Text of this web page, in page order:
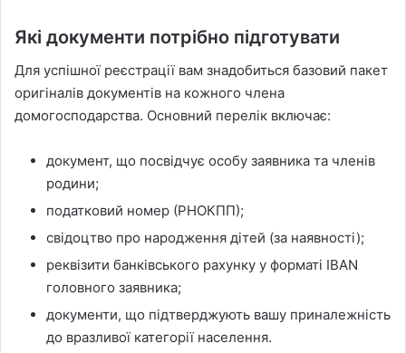
Які документи потрібно підготувати
Для успішної реєстрації вам знадобиться базовий пакет
оригіналів документів на кожного члена
домогосподарства. Основний перелік включає:
документ, що посвідчує особу заявника та членів
родини;
податковий номер (РНОКПП);
свідоцтво про народження дітей (за наявності);
реквізити банківського рахунку у форматі IBAN
головного заявника;
документи, що підтверджують вашу приналежність
до вразливої категорії населення.